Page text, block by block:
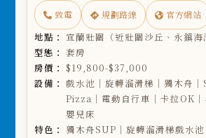
致電 規劃路線 官方網站
地點： 宜蘭壯圍（近壯圍沙丘、永鎮海
型態： 套房
房價： $19,800-$37,000
設備： 戲水池｜旋轉溜滑梯｜獨木舟
Pizza｜電動自行車｜卡拉OK｜
嬰兒床
特色： 獨木舟SUP｜旋轉溜滑梯戲水池